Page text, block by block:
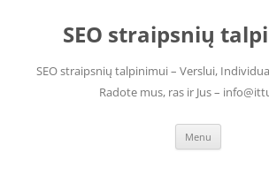
contentSEO straipsnių
SEO straipsnių talpinimui – Verslui,
Radote mus, ras ir Jus –
Menu